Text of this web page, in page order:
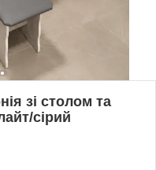
зі столом та
сірий